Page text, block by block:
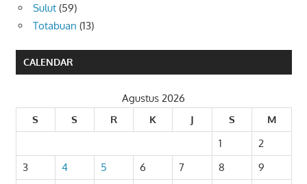
Sulut (59)
Totabuan (13)
CALENDAR
Agustus 2026
S
S R K J S
M
1
2
3
4 5 6 7 8
9